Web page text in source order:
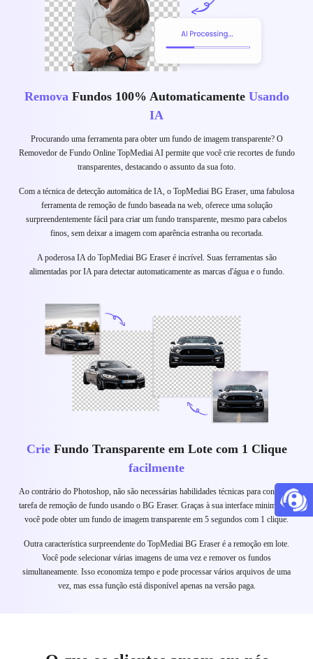
Remova Fundos 100% Automaticamente Usando
IA
Procurando uma ferramenta para obter um fundo de imagem transparente? O
Removedor de Fundo Online TopMediai AI permite que você crie recortes de fundo
transparentes, destacando o assunto da sua foto.
Com a técnica de detecção automática de IA, o TopMediai BG Eraser, uma fabulosa
ferramenta de remoção de fundo baseada na web, oferece uma solução
surpreendentemente fácil para criar um fundo transparente, mesmo para cabelos
finos, sem deixar a imagem com aparência estranha ou recortada.
A poderosa IA do TopMediai BG Eraser é incrível. Suas ferramentas são
alimentadas por IA para detectar automaticamente as marcas d'água e o fundo.
CrieFundo Transparente em Lote com 1 Clique
facilmente
Ao contrário do Photoshop, não são necessárias habilidades técnicas para concluir a
tarefa de remoção de fundo usando o BG Eraser. Graças à sua interface minimalista,
você pode obter um fundo de imagem transparente em 5 segundos com 1 clique.
Outra característica surpreendente do TopMediai BG Eraser é a remoção em lote.
Você pode selecionar várias imagens de uma vez e remover os fundos
simultaneamente. Isso economiza tempo e pode processar vários arquivos de uma
vez, mas essa função está disponível apenas na versão paga.